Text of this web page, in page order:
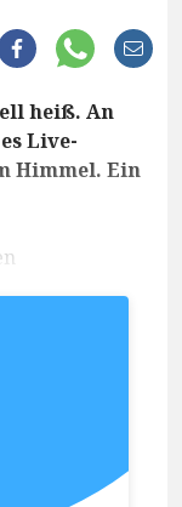
heiß. An
Live-
Himmel. Ein